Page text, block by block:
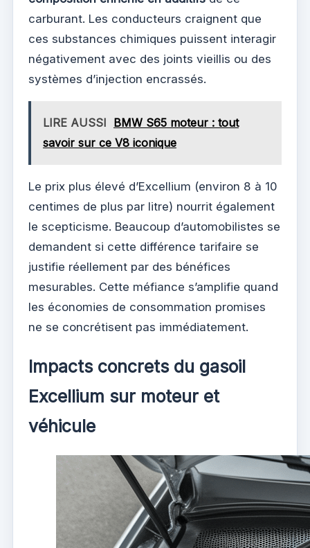
carburant. Les conducteurs craignent que
ces substances chimiques puissent interagir
négativement avec des joints vieillis ou des
systèmes d’injection encrassés.
LIRE AUSSI BMW S65 moteur : tout
savoir sur ce V8 iconique
Le prix plus élevé d’Excellium (environ 8 à 10
centimes de plus par litre) nourrit également
le scepticisme. Beaucoup d’automobilistes se
demandent si cette différence tarifaire se
justifie réellement par des bénéfices
mesurables. Cette méfiance s’amplifie quand
les économies de consommation promises
ne se concrétisent pas immédiatement.
Impacts concrets du gasoil
Excellium sur moteur et
véhicule